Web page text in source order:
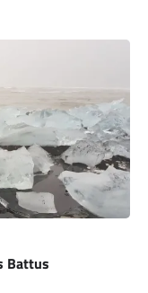
Battus